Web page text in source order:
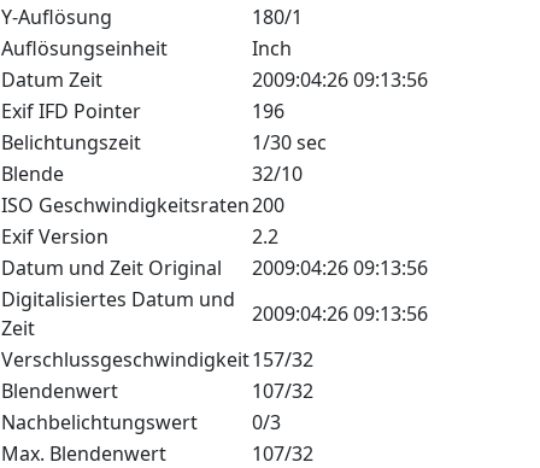
Y-Auflösung
180/1
Auflösungseinheit
Inch
Datum Zeit
2009:04:26 09:13:56
Exif IFD Pointer
196
Belichtungszeit
1/30 sec
Blende
32/10
ISO Geschwindigkeitsraten200
Exif Version
2.2
Datum und Zeit Original
2009:04:26 09:13:56
Digitalisiertes Datum und
Zeit
2009:04:26 09:13:56
Verschlussgeschwindigkeit157/32
Blendenwert
107/32
Nachbelichtungswert
0/3
Max. Blendenwert
107/32